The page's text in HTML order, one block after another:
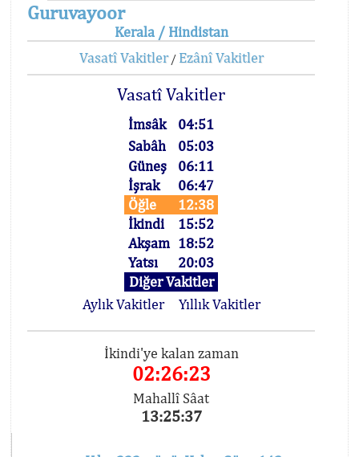
Guruvayoor
Kerala / Hindistan
Vasatî Vakitler/ Ezânî Vakitler
Vasatî Vakitler
İmsâk
04:51
Sabâh
05:03
Güneş
06:11
İşrak
06:47
Öğle
12:38
İkindi
15:52
Akşam 18:52
Yatsı
20:03
Diğer Vakitler
Aylık Vakitler
Yıllık Vakitler
İkindi'ye kalan zaman
02:26:23
Mahallî Sâat
13:25:37